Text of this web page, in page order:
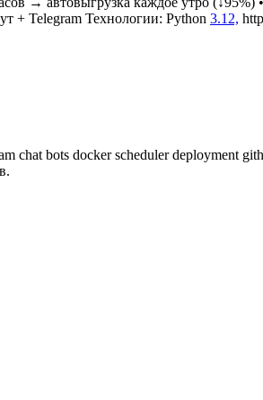
+ Telegram Технологии: Python 3.12,
chat bots dockerschedulerdeployment